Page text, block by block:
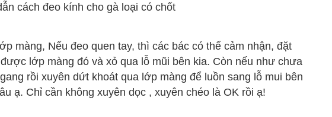
cách đeo kính cho gà loại có chốt
màng, Nếu đeo quen tay, thì các bác có thể cảm nhận, đặt
lớp màng đó và xỏ qua lỗ mũi bên kia. Còn nếu như chưa
rồi xuyên dứt khoát qua lớp màng để luồn sang lỗ mui bên
ạ. Chỉ cần không xuyên dọc , xuyên chéo là OK rồi ạ!